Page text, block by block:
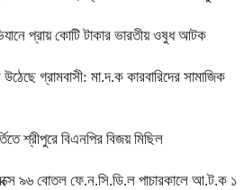
প্রায় কোটি টাকার ভারতীয় ওষুধ আটক
গ্রামবাসী: মা.দ.ক কারবারিদের সামাজিক
শ্রীপুরে বিএনপির বিজয় মিছিল
৯৬ বোতল ফে.ন.সি.ডি.ল পাচারকালে আ.ট.ক ১